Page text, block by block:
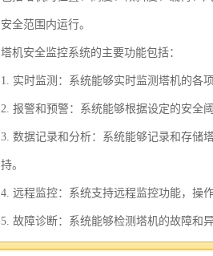
安全范围内运行。
塔机安全监控系统的主要功能包括：
1. 实时监测：系统能够实时监测塔机的各
2. 报警和预警：系统能够根据设定的安全
3. 数据记录和分析：系统能够记录和存储
持。
4. 远程监控：系统支持远程监控功能，操
5. 故障诊断：系统能够检测塔机的故障和
塔机安全监控系统的应用可以提高塔机的